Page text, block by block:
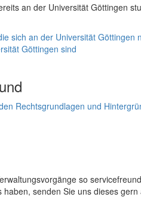
an der Universität Göttingen
sich an der Universität Göttingen
Göttingen sind
Rechtsgrundlagen und
so
senden Sie uns dieses gern